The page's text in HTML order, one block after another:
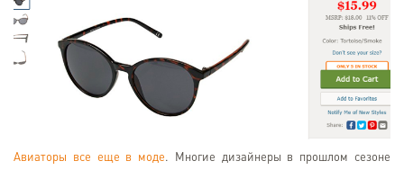
Авиаторы все еще в моде. Многие дизайнеры в прошлом сезоне